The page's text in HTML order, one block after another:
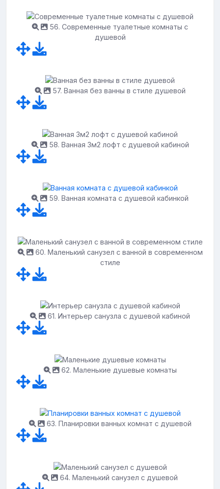
56. Современные туалетные комнаты с
душевой
57. Ванная без ванны в стиле душевой
58. Ванная 3м2 лофт с душевой кабиной
59. Ванная комната с душевой кабинкой
60. Маленький санузел с ванной в современном
стиле
61. Интерьер санузла с душевой кабиной
62. Маленькие душевые комнаты
63. Планировки ванных комнат с душевой
64. Маленький санузел с душевой